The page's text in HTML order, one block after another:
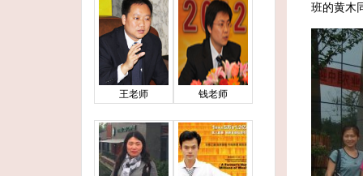
王老师 钱老师
班的黄木